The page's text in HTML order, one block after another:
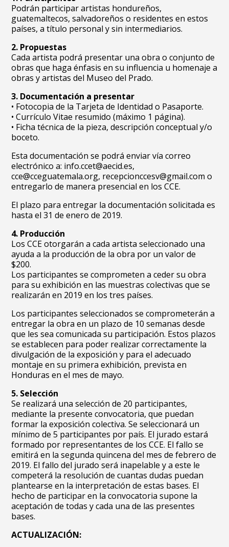
Podrán participar artistas hondureños,
guatemaltecos, salvadoreños o residentes en estos
países, a título personal y sin intermediarios.
2. Propuestas
Cada artista podrá presentar una obra o conjunto de
obras que haga énfasis en su influencia u homenaje a
obras y artistas del Museo del Prado.
3. Documentación a presentar
• Fotocopia de la Tarjeta de Identidad o Pasaporte.
• Currículo Vitae resumido (máximo 1 página).
• Ficha técnica de la pieza, descripción conceptual y/o
boceto.
Esta documentación se podrá enviar vía correo
electrónico a: info.ccet@aecid.es,
cce@cceguatemala.org, recepcionccesv@gmail.com o
entregarlo de manera presencial en los CCE.
El plazo para entregar la documentación solicitada es
hasta el 31 de enero de 2019.
4. Producción
Los CCE otorgarán a cada artista seleccionado una
ayuda a la producción de la obra por un valor de
$200.
Los participantes se comprometen a ceder su obra
para su exhibición en las muestras colectivas que se
realizarán en 2019 en los tres países.
Los participantes seleccionados se comprometerán a
entregar la obra en un plazo de 10 semanas desde
que les sea comunicada su participación. Estos plazos
se establecen para poder realizar correctamente la
divulgación de la exposición y para el adecuado
montaje en su primera exhibición, prevista en
Honduras en el mes de mayo.
5. Selección
Se realizará una selección de 20 participantes,
mediante la presente convocatoria, que puedan
formar la exposición colectiva. Se seleccionará un
mínimo de 5 participantes por país. El jurado estará
formado por representantes de los CCE. El fallo se
emitirá en la segunda quincena del mes de febrero de
2019. El fallo del jurado será inapelable y a este le
competerá la resolución de cuantas dudas puedan
plantearse en la interpretación de estas bases. El
hecho de participar en la convocatoria supone la
aceptación de todas y cada una de las presentes
bases.
ACTUALIZACIÓN: